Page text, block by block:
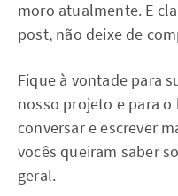
moro atualmente. E
post, não deixe de
Fique à vontade para
nosso projeto e para o
conversar e escrever
vocês queiram saber
geral.